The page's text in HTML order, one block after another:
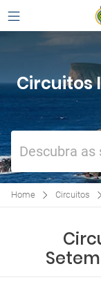
Circuitos
Descubra
Home Circuitos